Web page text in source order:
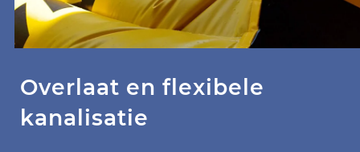
Overlaat en flexibele
kanalisatie